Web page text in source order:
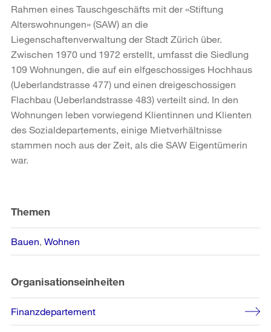
Rahmen eines Tauschgeschäfts mit der «Stiftung
Alterswohnungen» (SAW) an die
Liegenschaftenverwaltung der Stadt Zürich über.
Zwischen 1970 und 1972 erstellt, umfasst die Siedlung
109 Wohnungen, die auf ein elfgeschossiges Hochhaus
(Ueberlandstrasse 477) und einen dreigeschossigen
Flachbau (Ueberlandstrasse 483) verteilt sind. In den
Wohnungen leben vorwiegend Klientinnen und Klienten
des Sozialdepartements, einige Mietverhältnisse
stammen noch aus der Zeit, als die SAW Eigentümerin
war.
Informationen
Themen
Bauen Wohnen
Organisationseinheiten
Finanzdepartement